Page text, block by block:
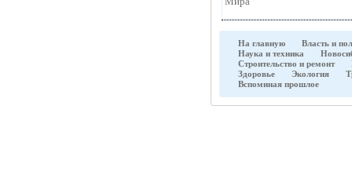
На главную
Власть и
Наука и техника
Строительство и ремонт
Здоровье
Экология
Вспоминая прошлое